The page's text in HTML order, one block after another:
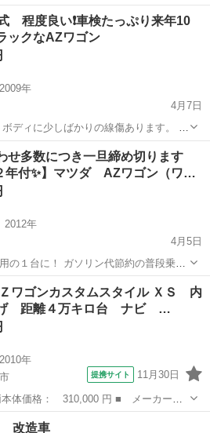
AZ-ワゴン イカ
程度良い❗車検たっぷり来年10
ックなAZワゴン
2009年
4月7日
ディに少しばかりの線傷あります。 そ
ル漏れ無し ミッション良好 ナビゲーシ
ヤーのみです。 画像で確認してくださ
AZ-ワゴン ミッション
せ多数につき一旦締め切ります
年付✨】マツダ AZワゴン（ワ…
2012年
4月5日
の１台に！ ガソリン代節約の普段乗り
【車名】マツダ AZワ
リミテッド 特別仕様車 【年式】平
AZ-ワゴン ワゴン
ワゴンカスタムスタイル ＸＳ 内
げ 距離４万キロ台 ナビ …
2010年
提携サイト 11月30日
ワゴンカスタムスタイル ■ グレー
距離４万キロ台 ナビ ＴＶ プッシ
改造車